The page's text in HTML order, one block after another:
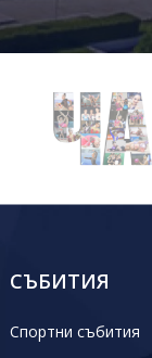
СЪБИТИЯ
Спортни събития